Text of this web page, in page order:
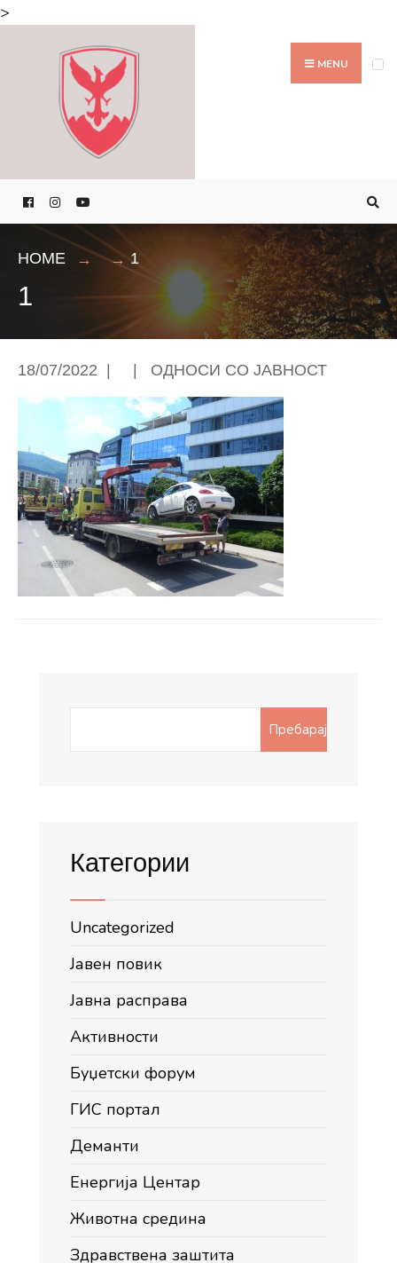
>
MENU
HOME 1
1
18/07/2022 ОДНОСИ СО ЈАВНОСТ
Пребарај
Категории
Uncategorized
Јавен повик
Јавна расправа
Активности
Буџетски форум
ГИС портал
Деманти
Енергија Центар
Животна средина
Здравствена заштита